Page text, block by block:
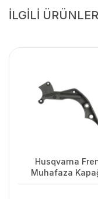
İLGİLİ ÜRÜNLER
Husqvarna
Muhafaza